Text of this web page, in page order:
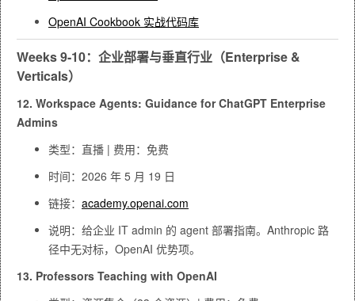
OpenAI Cookbook 实战代码库
Weeks 9-10：企业部署与垂直行业（Enterprise &
Verticals）
12. Workspace Agents: Guidance for ChatGPT Enterprise
Admins
类型：直播 | 费用：免费
时间：2026 年 5 月 19 日
链接： academy.openai.com
说明：给企业 IT admin 的 agent 部署指南。Anthropic 路
径中无对标，OpenAI 优势项。
13. Professors Teaching with OpenAI